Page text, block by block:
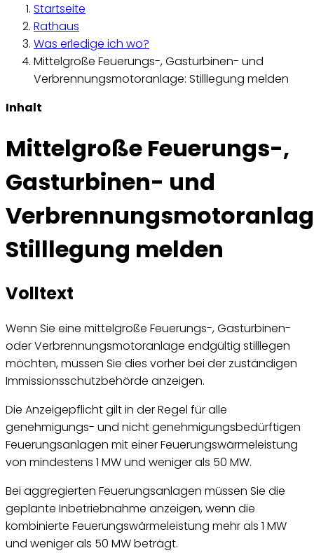
Startseite
Rathaus
Was erledige ich wo?
Mittelgroße Feuerungs-, Gasturbinen- und
Verbrennungsmotoranlage: Stilllegung melden
Inhalt
Mittelgroße Feuerungs-,
Gasturbinen- und
Stilllegung melden
Volltext
Wenn Sie eine mittelgroße Feuerungs-, Gasturbinen-
oder Verbrennungsmotoranlage endgültig stilllegen
möchten, müssen Sie dies vorher bei der zuständigen
Immissionsschutzbehörde anzeigen.
Die Anzeigepflicht gilt in der Regel für alle
genehmigungs- und nicht genehmigungsbedürftigen
Feuerungsanlagen mit einer Feuerungswärmeleistung
von mindestens 1 MW und weniger als 50 MW.
Bei aggregierten Feuerungsanlagen müssen Sie die
geplante Inbetriebnahme anzeigen, wenn die
kombinierte Feuerungswärmeleistung mehr als 1 MW
und weniger als 50 MW beträgt.